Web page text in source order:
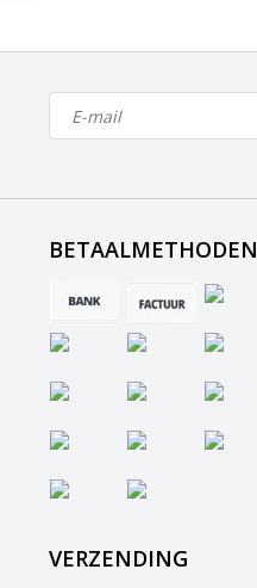
BETAALMETHODEN
VERZENDING